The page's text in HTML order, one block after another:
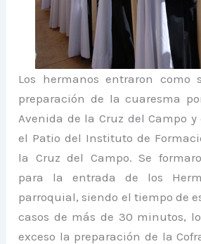
Los hermanos entraron como
preparación de la cuaresma
Avenida de la Cruz del Campo
el Patio del Instituto de
la Cruz del Campo. Se
para la entrada de los
parroquial, siendo el tiempo de
casos de más de 30 minutos,
exceso la preparación de la